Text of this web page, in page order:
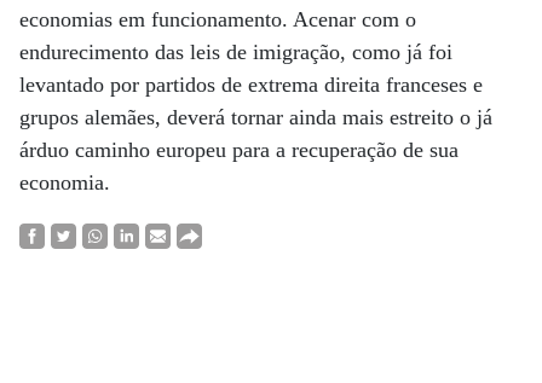
economias em funcionamento. Acenar com o
endurecimento das leis de imigração, como já foi
levantado por partidos de extrema direita franceses e
grupos alemães, deverá tornar ainda mais estreito o já
árduo caminho europeu para a recuperação de sua
economia.